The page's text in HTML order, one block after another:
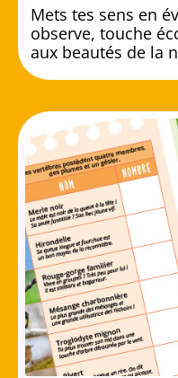
Mets tes sens en
observe, touche
aux beautés de la